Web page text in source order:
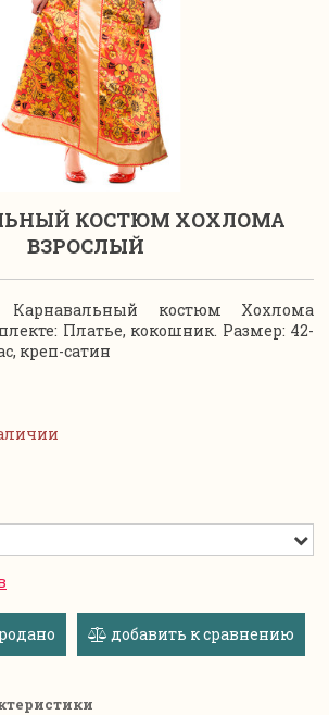
КОСТЮМ ХОХЛОМА
ВЗРОСЛЫЙ
Карнавальный костюм Хохлома
Платье, кокошник. Размер: 42-
креп-сатин
добавить к сравнению